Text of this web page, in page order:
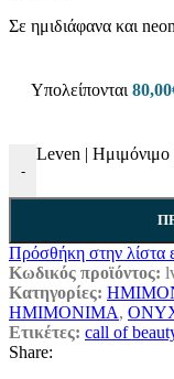
Σε ημιδιάφανα και
Υπολείπονται 80,00
-
Leven | Ημιμόνιμο
Πρόσθήκη στην λίστα
Κωδικός προϊόντος:
Κατηγορίες:
ΗΜΙΜΟΝΙΜΑ,
Ετικέτες: call of
Share: